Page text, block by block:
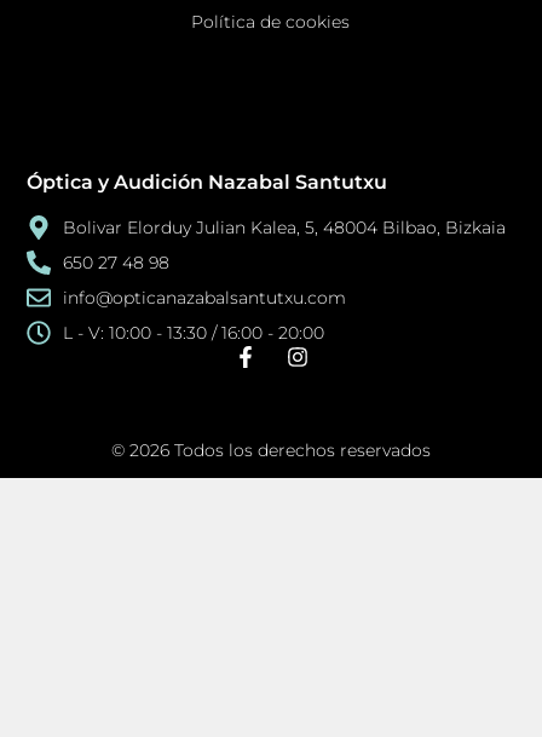
Política de cookies
Óptica y Audición Nazabal Santutxu
Bolivar Elorduy Julian Kalea, 5, 48004 Bilbao, Bizkaia
650 27 48 98
info@opticanazabalsantutxu.com
L - V: 10:00 - 13:30 / 16:00 - 20:00
© 2026 Todos los derechos reservados